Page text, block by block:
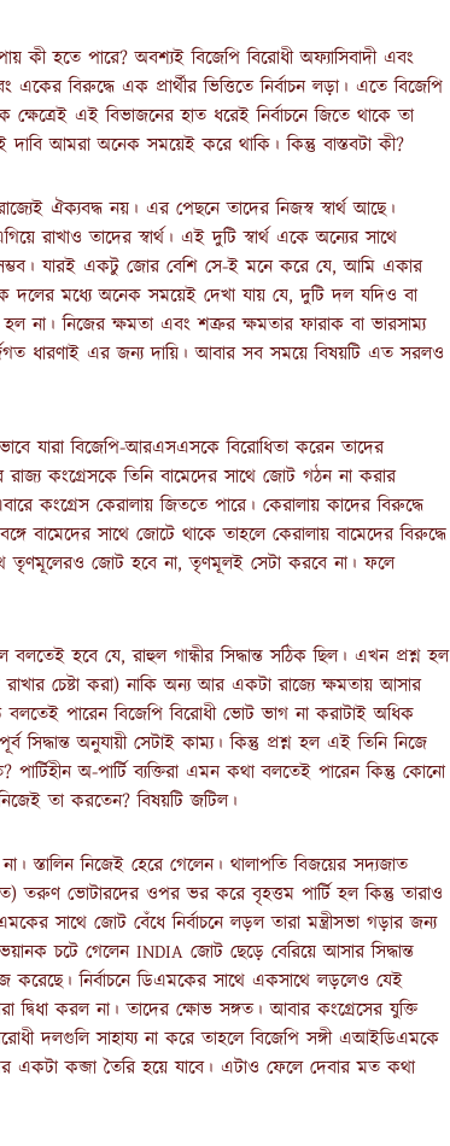
কী হতে পারে? অবশ্যই বিজেপি বিরোধী অফ্যাসিবাদী এবং
বিরুদ্ধে এক প্রার্থীর ভিত্তিতে নির্বাচন লড়া। এতে বিজেপি
এই বিভাজনের হাত ধরেই নির্বাচনে জিতে থাকে তা
আমরা অনেক সময়েই করে থাকি। কিন্তু বাস্তবটা কী?
ঐক্যবদ্ধ নয়। এর পেছনে তাদের নিজস্ব স্বার্থ আছে।
রাখাও তাদের স্বার্থ। এই দুটি স্বার্থ একে অন্যের সাথে
যারই একটু জোর বেশি সে-ই মনে করে যে, আমি একার
দলের মধ্যে অনেক সময়েই দেখা যায় যে, দুটি দল যদিও বা
না। নিজের ক্ষমতা এবং শত্রুর ক্ষমতার ফারাক বা ভারসাম্য
ধারণাই এর জন্য দায়ি। আবার সব সময়ে বিষয়টি এত সরলও
যারা বিজেপি-আরএসএসকে বিরোধিতা করেন তাদের
কংগ্রেসকে তিনি বামেদের সাথে জোট গঠন না করার
কংগ্রেস কেরালায় জিততে পারে। কেরালায় কাদের বিরুদ্ধে
বামেদের সাথে জোটে থাকে তাহলে কেরালায় বামেদের বিরুদ্ধে
তৃণমূলেরও জোট হবে না, তৃণমূলই সেটা করবে না। ফলে
হবে যে, রাহুল গান্ধীর সিদ্ধান্ত সঠিক ছিল। এখন প্রশ্ন হল
চেষ্টা করা) নাকি অন্য আর একটা রাজ্যে ক্ষমতায় আসার
পারেন বিজেপি বিরোধী ভোট ভাগ না করাটাই অধিক
অনুযায়ী সেটাই কাম্য। কিন্তু প্রশ্ন হল এই তিনি নিজে
অ-পার্টি ব্যক্তিরা এমন কথা বলতেই পারেন কিন্তু কোনো
তা করতেন? বিষয়টি জটিল।
স্তালিন নিজেই হেরে গেলেন। থালাপতি বিজয়ের সদ্যজাত
ভোটারদের ওপর ভর করে বৃহত্তম পার্টি হল কিন্তু তারাও
সাথে জোট বেঁধে নির্বাচনে লড়ল তারা মন্ত্রীসভা গড়ার জন্য
চটে গেলেন INDIA জোট ছেড়ে বেরিয়ে আসার সিদ্ধান্ত
করেছে। নির্বাচনে ডিএমকের সাথে একসাথে লড়লেও যেই
করল না। তাদের ক্ষোভ সঙ্গত। আবার কংগ্রেসের যুক্তি
দলগুলি সাহায্য না করে তাহলে বিজেপি সঙ্গী এআইডিএমকে
কব্জা তৈরি হয়ে যাবে। এটাও ফেলে দেবার মত কথা